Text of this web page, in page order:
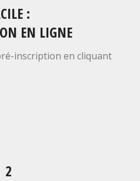
:
EN LIGNE
inscription en cliquant
2